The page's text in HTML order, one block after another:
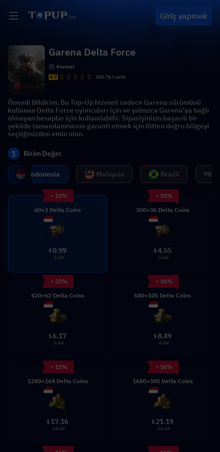
Giriş yapmak
Garena Delta Force
Küresel
4.7
340.7k+ sold
Önemli Bildirim: Bu Top-Up hizmeti sadece Garena sürümünü
kullanan Delta Force oyuncuları için ve yalnızca Garena'ya bağlı
olmayan hesaplar için kullanılabilir. Siparişinizin başarılı bir
şekilde tamamlanmasını garanti etmek için lütfen doğru bölgeyi
seçtiğinizden emin olun.
1 Birim Değer
Indonesia Malaysia Brazil
- 10%
60+3 Delta Coins
$0.99
1.09
- 18%
300+36 Delta Coins
$4.55
5.49
- 23%
420+62 Delta Coins
$ 6.17
7.99
- 16%
680+105 Delta Coins
$ 8.49
9.99
- 15%
1280+264 Delta Coins
$ 17.16
19.99
- 16%
1680+385 Delta Coins
$ 21.19
24.99